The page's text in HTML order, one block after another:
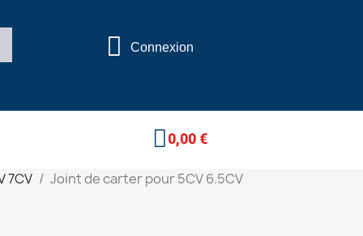
Connexion
0,00 €
7CV Joint de carter pour 5CV 6.5CV